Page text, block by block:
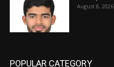
August 8, 2026
POPULAR CATEGORY